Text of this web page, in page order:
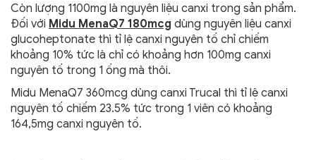
Còn lượng 1100mg là nguyên liệu canxi trong sản phẩm.
Đối với Midu MenaQ7 180mcg dùng nguyên liệu canxi
glucoheptonate thì tỉ lệ canxi nguyên tố chỉ chiếm
khoảng 10% tức là chỉ có khoảng hơn 100mg canxi
nguyên tố trong 1 ống mà thôi.
Midu MenaQ7 360mcg dùng canxi Trucal thì tỉ lệ canxi
nguyên tố chiếm 23.5% tức trong 1 viên có khoảng
164,5mg canxi nguyên tố.